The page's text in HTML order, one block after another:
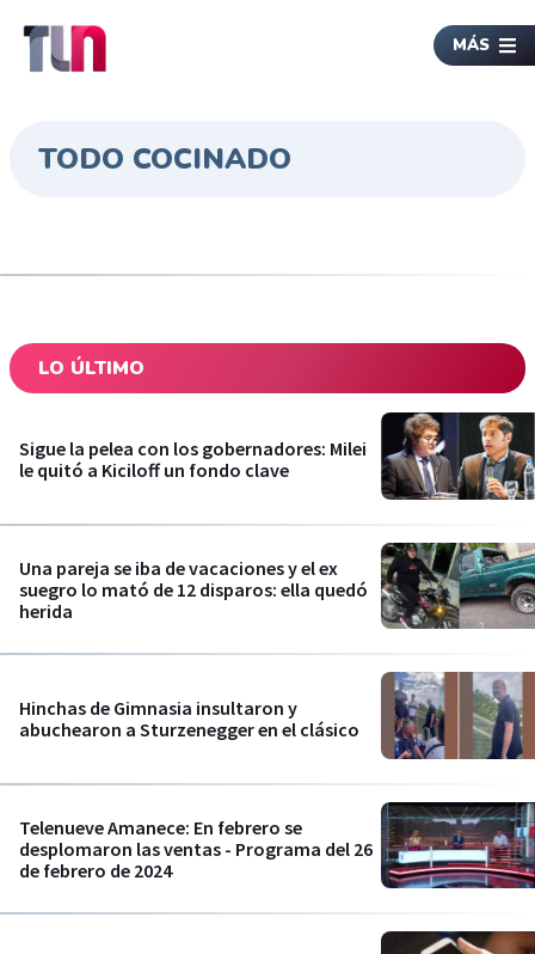
MÁS
TODO COCINADO
LO ÚLTIMO
Sigue la pelea con los gobernadores: Milei
le quitó a Kiciloff un fondo clave
Una pareja se iba de vacaciones y el ex
suegro lo mató de 12 disparos: ella quedó
herida
Hinchas de Gimnasia insultaron y
abuchearon a Sturzenegger en el clásico
Telenueve Amanece: En febrero se
desplomaron las ventas - Programa del 26
de febrero de 2024